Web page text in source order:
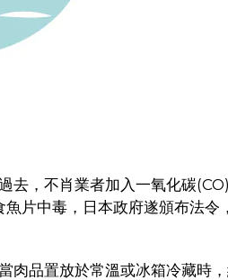
去，不肖業者加入一氧化碳
片中毒，日本政府遂頒布法令
肉品置放於常溫或冰箱冷藏時